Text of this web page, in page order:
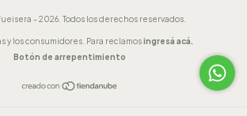
- 2026. Todos los derechos reservados.
y los consumidores. Para reclamosingresá acá.
Botón de arrepentimiento